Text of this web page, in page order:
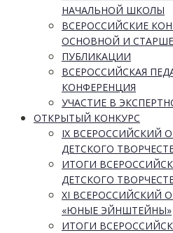
НАЧАЛЬНОЙ ШКОЛЫ
ВСЕРОССИЙСКИЕ
ОСНОВНОЙ И
ПУБЛИКАЦИИ
ВСЕРОССИЙСКАЯ
КОНФЕРЕНЦИЯ
УЧАСТИЕ В
ОТКРЫТЫЙ КОНКУРС
IX ВСЕРОССИЙСКИЙ
ДЕТСКОГО
ИТОГИ
ДЕТСКОГО
XI ВСЕРОССИЙСКИЙ
«ЮНЫЕ ЭЙНШТЕЙНЫ»
ИТОГИ